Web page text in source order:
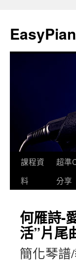
課程資
料
超準
分享
何雁詩-
活”片尾
簡化琴譜